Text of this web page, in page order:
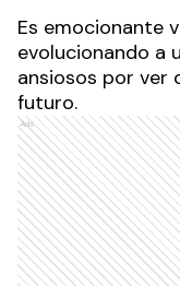
Es emocionante
evolucionando a
ansiosos por ver
futuro.
Ads